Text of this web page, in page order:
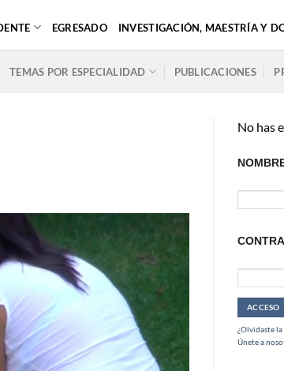
EGRESADO INVESTIGACIÓN, MAESTRÍA Y
TEMAS POR ESPECIALIDAD PUBLICACIONES
No has
¿Olvidaste
Únete a